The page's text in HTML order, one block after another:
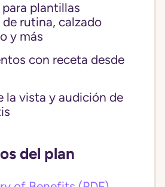
plantillas
rutina, calzado
y más
con receta desde
la vista y audición de
del plan